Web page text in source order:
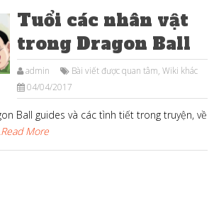
Tuổi các nhân vật
trong Dragon Ball
admin Bài viết được quan tâm,Wiki khác
04/04/2017
Ball guides và các tình tiết trong truyện, về
More